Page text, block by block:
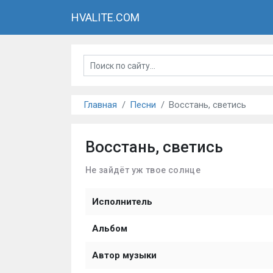
HVALITE.COM
Главная Песни Восстань, светись
Восстань, светись
Не зайдёт уж твое солнце
Исполнитель
Альбом
Автор музыки